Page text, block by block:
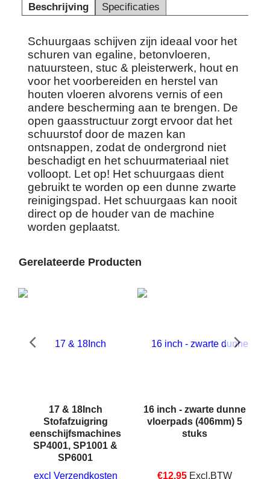
Beschrijving Specificaties
Schuurgaas schijven zijn ideaal voor het
schuren van egaline, betonvloeren,
natuursteen, stuc & pleisterwerk, hout en
voor het voorbereiden en herstel van
houten vloeren alvorens vernis of een
andere bescherming aan te brengen. De
open gaasstructuur zorgt ervoor dat het
schuurstof door de mazen kan
ontsnappen, zodat de ondergrond niet
beschadigt en het schuurmateriaal niet
volloopt. Let op! Het schuurgaas dient
gebruikt te worden op een dunne zwarte
reinigingspad. Het schuurgaas kan nooit
direct op de houder van de machine
worden geplaatst.
Gerelateerde Producten
17 & 18Inch
Stofafzuigring
eenschijfsmachines
SP4001, SP1001 &
SP6001
excl Verzendkosten
16 inch - zwarte dunne
vloerpads (406mm) 5
stuks
€12.95 Excl.BTW